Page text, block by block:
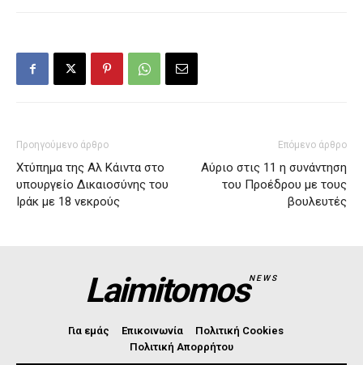
Προηγούμενο άρθρο
Χτύπημα της Αλ Κάιντα στο
υπουργείο Δικαιοσύνης του
Ιράκ με 18 νεκρούς
Επόμενο άρθρο
Αύριο στις 11 η συνάντηση
του Προέδρου με τους
βουλευτές
LaimitomosNEWS
Για εμάς Επικοινωνία
Πολιτική Cookies
Πολιτική Απορρήτου